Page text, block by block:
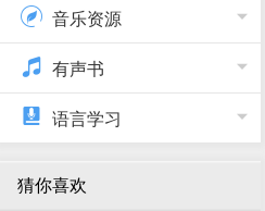
音乐资源
有声书
语言学习
猜你喜欢